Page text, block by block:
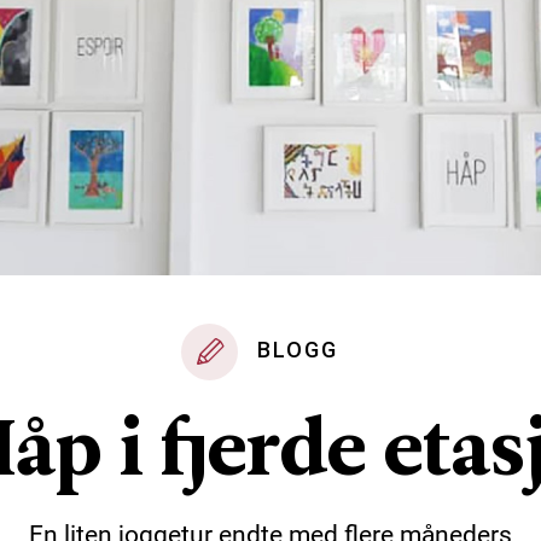
BLOGG
i fjerde
En liten joggetur endte med flere måneders